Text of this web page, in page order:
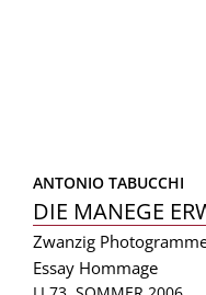
ANTONIO TABUCCHI
DIE MANEGE
Zwanzig
Essay Hommage